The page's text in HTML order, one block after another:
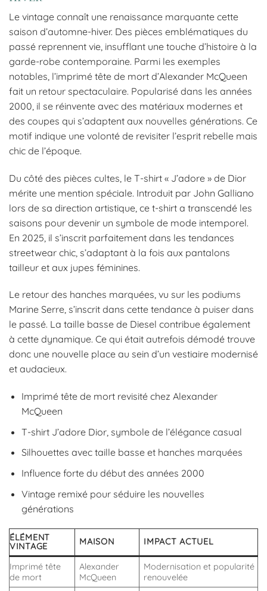
Le vintage connaît une renaissance marquante cette
saison d’automne-hiver. Des pièces emblématiques du
passé reprennent vie, insufflant une touche d’histoire à la
garde-robe contemporaine. Parmi les exemples
notables, l’imprimé tête de mort d’Alexander McQueen
fait un retour spectaculaire. Popularisé dans les années
2000, il se réinvente avec des matériaux modernes et
des coupes qui s’adaptent aux nouvelles générations. Ce
motif indique une volonté de revisiter l’esprit rebelle mais
chic de l’époque.
Du côté des pièces cultes, le T-shirt « J’adore » de Dior
mérite une mention spéciale. Introduit par John Galliano
lors de sa direction artistique, ce t-shirt a transcendé les
saisons pour devenir un symbole de mode intemporel.
En 2025, il s’inscrit parfaitement dans les tendances
streetwear chic, s’adaptant à la fois aux pantalons
tailleur et aux jupes féminines.
Le retour des hanches marquées, vu sur les podiums
Marine Serre, s’inscrit dans cette tendance à puiser dans
le passé. La taille basse de Diesel contribue également
à cette dynamique. Ce qui était autrefois démodé trouve
donc une nouvelle place au sein d’un vestiaire modernisé
et audacieux.
Imprimé tête de mort revisité chez Alexander
McQueen
T-shirt J’adore Dior, symbole de l’élégance casual
Silhouettes avec taille basse et hanches marquées
Influence forte du début des années 2000
Vintage remixé pour séduire les nouvelles
générations
ÉLÉMENT
VINTAGE
MAISON IMPACT ACTUEL
Imprimé tête
de mort
Alexander
McQueen
Modernisation et popularité
renouvelée